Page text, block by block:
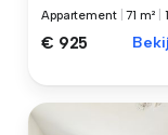
Appartement |71 m²
€ 925